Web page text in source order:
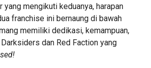
mengikuti keduanya, harapan
franchise ini bernaung di bawah
memiliki dedikasi, kemampuan,
dan Red Faction yang